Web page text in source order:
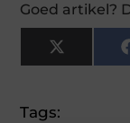
Goed artikel?
X
(Twitter)
Tags: